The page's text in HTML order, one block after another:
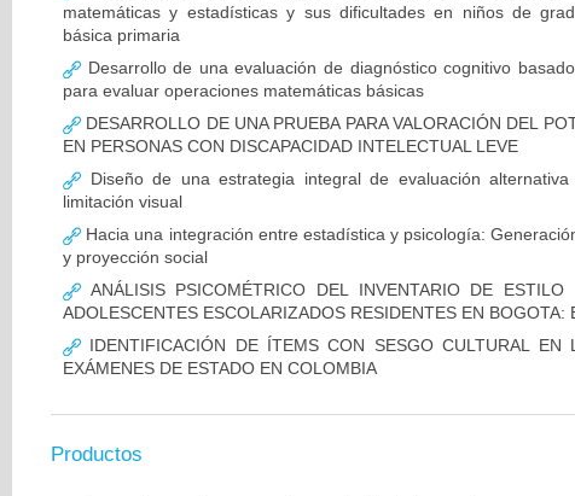
matemáticas y estadísticas y sus dificultades en niños de
básica primaria
Desarrollo de una evaluación de diagnóstico cognitivo
para evaluar operaciones matemáticas básicas
DESARROLLO DE UNA PRUEBA PARA VALORACIÓN DEL
EN PERSONAS CON DISCAPACIDAD INTELECTUAL LEVE
Diseño de una estrategia integral de evaluación
limitación visual
Hacia una integración entre estadística y psicología:
y proyección social
ANÁLISIS PSICOMÉTRICO DEL INVENTARIO DE
ADOLESCENTES ESCOLARIZADOS RESIDENTES EN BOGOTA:
IDENTIFICACIÓN DE ÍTEMS CON SESGO CULTURAL EN
EXÁMENES DE ESTADO EN COLOMBIA
Productos